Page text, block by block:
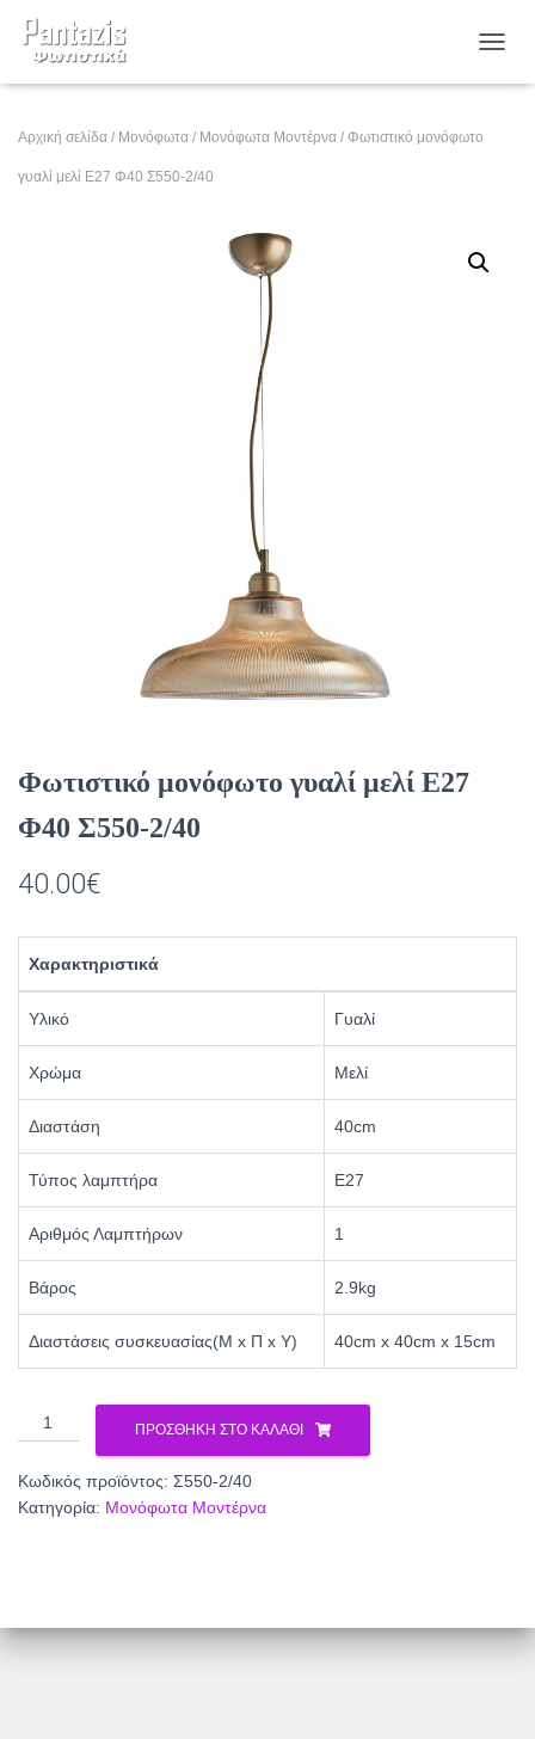
Αρχική σελίδα / Μονόφωτα / Μονόφωτα Μοντέρνα / Φωτιστικό μονόφωτο
γυαλί μελί E27 Φ40 Σ550-2/40
Φωτιστικό μονόφωτο γυαλί μελί E27
Φ40 Σ550-2/40
40.00€
Χαρακτηριστικά
Υλικό Γυαλί
Χρώμα Μελί
Διαστάση 40cm
Τύπος λαμπτήρα Ε27
Αριθμός Λαμπτήρων 1
Βάρος 2.9kg
Διαστάσεις συσκευασίας(Μ x Π x Υ) 40cm x 40cm x 15cm
Φωτιστικό
μονόφωτο
ποσότητα
ΠΡΟΣΘΉΚΗ ΣΤΟ ΚΑΛΆΘΙ
Κωδικός προϊόντος: Σ550-2/40
Κατηγορία: Μονόφωτα Μοντέρνα